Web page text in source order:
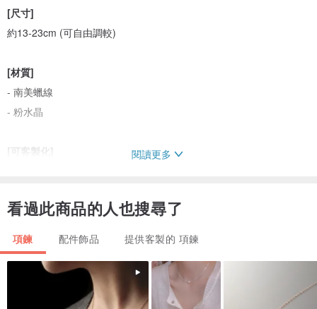
[尺寸]
約13-23cm (可自由調較)
[材質]
- 南美蠟線
- 粉水晶
[可客製化]
**********************************************************************
緩煩躁心情，使心胸廣闊，所以粉晶對於人際關係、愛情以及加強自
身的魅力有絕對的加值作用。
閱讀更多
看過此商品的人也搜尋了
項鍊 配件飾品 提供客製的 項鍊